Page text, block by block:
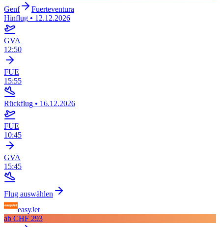
Genf
Fuerteventura
Hinflug • 12.12.2026
GVA
12:50
FUE
15:55
Rückflug • 16.12.2026
FUE
10:45
GVA
15:45
Flug auswählen
easyJet
ab CHF 293